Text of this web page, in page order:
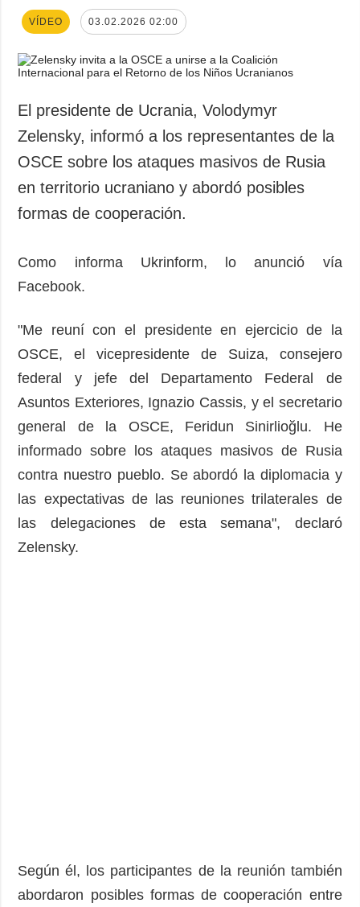
VÍDEO 03.02.2026 02:00
El presidente de Ucrania, Volodymyr
Zelensky, informó a los representantes de la
OSCE sobre los ataques masivos de Rusia
en territorio ucraniano y abordó posibles
formas de cooperación.
Como informa Ukrinform, lo anunció vía
Facebook.
"Me reuní con el presidente en ejercicio de la
OSCE, el vicepresidente de Suiza, consejero
federal y jefe del Departamento Federal de
Asuntos Exteriores, Ignazio Cassis, y el secretario
general de la OSCE, Feridun Sinirlioğlu. He
informado sobre los ataques masivos de Rusia
contra nuestro pueblo. Se abordó la diplomacia y
las expectativas de las reuniones trilaterales de
las delegaciones de esta semana", declaró
Zelensky.
Según él, los participantes de la reunión también
abordaron posibles formas de cooperación entre